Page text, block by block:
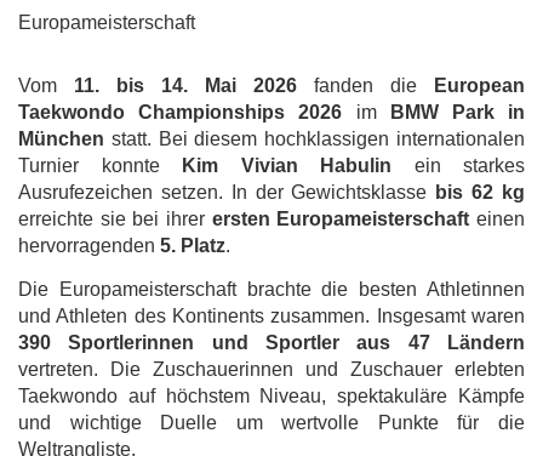
Europameisterschaft
Vom 11. bis 14. Mai 2026 fanden die
European
Taekwondo Championships 2026 im
BMW Park in
München statt. Bei diesem hochklassigen internationalen
Turnier konnte
Kim Vivian Habulin ein starkes
Ausrufezeichen setzen. In der Gewichtsklasse bis 62 kg
erreichte sie bei ihrer ersten Europameisterschaft einen
hervorragenden 5. Platz.
Die Europameisterschaft brachte die besten Athletinnen
und Athleten des Kontinents zusammen. Insgesamt waren
390 Sportlerinnen und Sportler aus 47 Ländern
vertreten. Die Zuschauerinnen und Zuschauer erlebten
Taekwondo auf höchstem Niveau, spektakuläre Kämpfe
und wichtige Duelle um wertvolle Punkte für die
Weltrangliste.